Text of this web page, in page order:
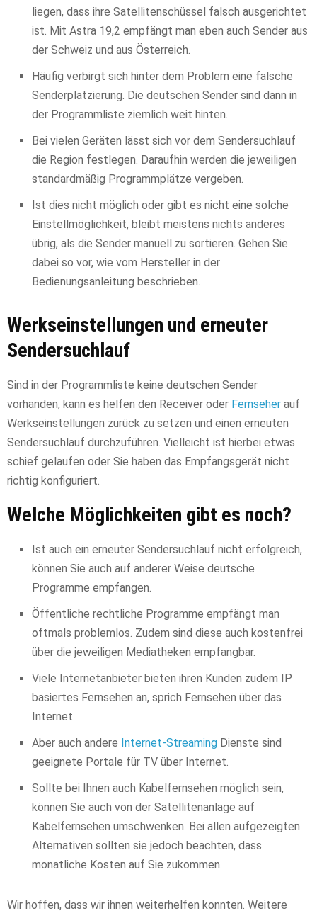
liegen, dass ihre Satellitenschüssel falsch ausgerichtet
ist. Mit Astra 19,2 empfängt man eben auch Sender aus
der Schweiz und aus Österreich.
Häufig verbirgt sich hinter dem Problem eine falsche
Senderplatzierung. Die deutschen Sender sind dann in
der Programmliste ziemlich weit hinten.
Bei vielen Geräten lässt sich vor dem Sendersuchlauf
die Region festlegen. Daraufhin werden die jeweiligen
standardmäßig Programmplätze vergeben.
Ist dies nicht möglich oder gibt es nicht eine solche
Einstellmöglichkeit, bleibt meistens nichts anderes
übrig, als die Sender manuell zu sortieren. Gehen Sie
dabei so vor, wie vom Hersteller in der
Bedienungsanleitung beschrieben.
Werkseinstellungen und erneuter
Sendersuchlauf
Sind in der Programmliste keine deutschen Sender
vorhanden, kann es helfen den Receiver oder Fernseher auf
Werkseinstellungen zurück zu setzen und einen erneuten
Sendersuchlauf durchzuführen. Vielleicht ist hierbei etwas
schief gelaufen oder Sie haben das Empfangsgerät nicht
richtig konfiguriert.
Welche Möglichkeiten gibt es noch?
Ist auch ein erneuter Sendersuchlauf nicht erfolgreich,
können Sie auch auf anderer Weise deutsche
Programme empfangen.
Öffentliche rechtliche Programme empfängt man
oftmals problemlos. Zudem sind diese auch kostenfrei
über die jeweiligen Mediatheken empfangbar.
Viele Internetanbieter bieten ihren Kunden zudem IP
basiertes Fernsehen an, sprich Fernsehen über das
Internet.
Aber auch andere Internet-Streaming Dienste sind
geeignete Portale für TV über Internet.
Sollte bei Ihnen auch Kabelfernsehen möglich sein,
können Sie auch von der Satellitenanlage auf
Kabelfernsehen umschwenken. Bei allen aufgezeigten
Alternativen sollten sie jedoch beachten, dass
monatliche Kosten auf Sie zukommen.
Wir hoffen, dass wir ihnen weiterhelfen konnten. Weitere